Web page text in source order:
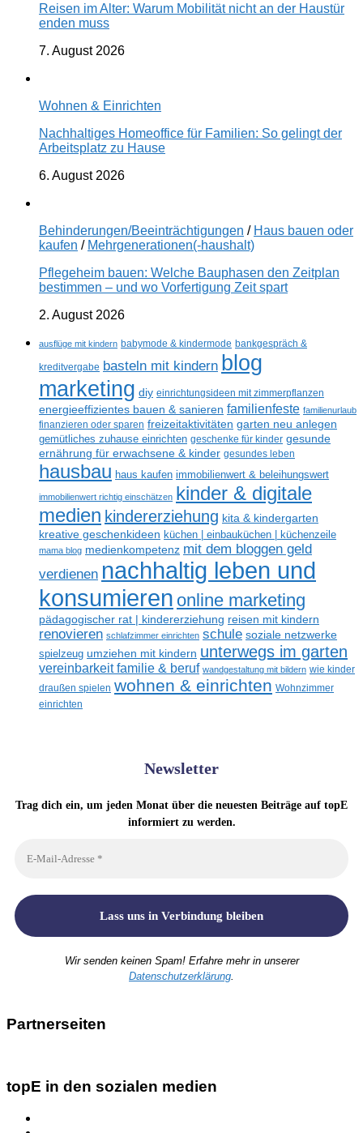
Reisen im Alter: Warum Mobilität nicht an der Haustür
enden muss
7. August 2026
Wohnen & Einrichten
Nachhaltiges Homeoffice für Familien: So gelingt der
Arbeitsplatz zu Hause
6. August 2026
Behinderungen/Beeinträchtigungen / Haus bauen oder
kaufen / Mehrgenerationen(-haushalt)
Pflegeheim bauen: Welche Bauphasen den Zeitplan
bestimmen – und wo Vorfertigung Zeit spart
2. August 2026
ausflüge mit kindern babymode & kindermode bankgespräch &
kreditvergabe basteln mit kindern blog
marketing diy einrichtungsideen mit zimmerpflanzen
energieeffizientes bauen & sanieren familienfeste familienurlaub
finanzieren oder sparen freizeitaktivitäten garten neu anlegen
gemütliches zuhause einrichten geschenke für kinder gesunde
ernährung für erwachsene & kinder gesundes leben
hausbau haus kaufen immobilienwert & beleihungswert
immobilienwert richtig einschätzen kinder & digitale
medien kindererziehung kita & kindergarten
kreative geschenkideen küchen | einbauküchen | küchenzeile
mama blog medienkompetenz mit dem bloggen geld
verdienen nachhaltig leben und
konsumieren online marketing
pädagogischer rat | kindererziehung reisen mit kindern
renovieren schlafzimmer einrichten schule soziale netzwerke
spielzeug umziehen mit kindern unterwegs im garten
vereinbarkeit familie & beruf wandgestaltung mit bildern wie kinder
draußen spielen wohnen & einrichten Wohnzimmer
einrichten
Newsletter
Trag dich ein, um jeden Monat über die neuesten Beiträge auf topE
informiert zu werden.
Wir senden keinen Spam! Erfahre mehr in unserer
Datenschutzerklärung
Partnerseiten
topE in den sozialen medien